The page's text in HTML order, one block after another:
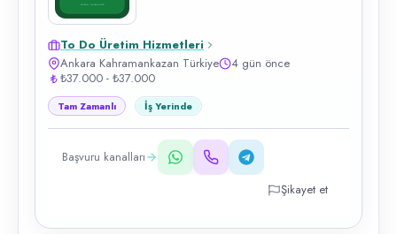
To Do Üretim Hizmetleri
Ankara Kahramankazan Türkiye
4 gün önce
₺37.000 - ₺37.000
Tam Zamanlı İş Yerinde
Başvuru kanalları
Şikayet et